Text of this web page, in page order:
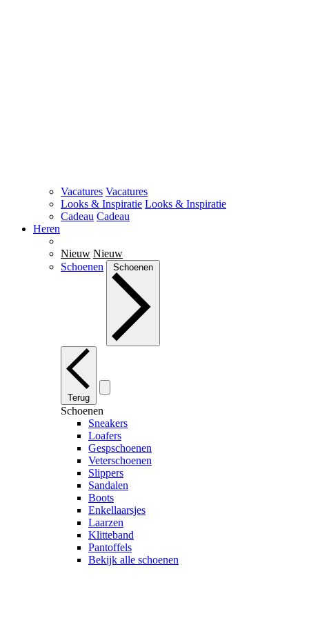
Vacatures Vacatures
Looks & Inspiratie Looks & Inspiratie
Cadeau Cadeau
Heren
Nieuw Nieuw
Schoenen
Schoenen
Terug
Schoenen
Sneakers
Loafers
Gespschoenen
Veterschoenen
Slippers
Sandalen
Boots
Enkellaarsjes
Laarzen
Klitteband
Pantoffels
Bekijk alle schoenen